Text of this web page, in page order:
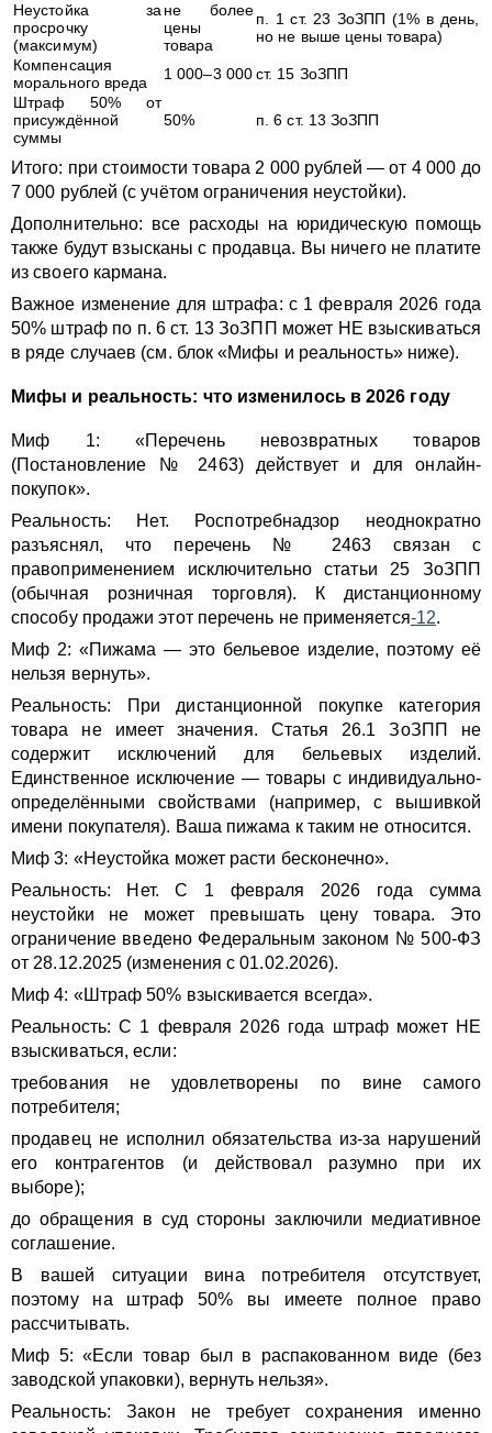
Неустойка за
просрочку
(максимум)
не более
цены
товара
п. 1 ст. 23 ЗоЗПП (1% в день,
но не выше цены товара)
Компенсация
морального вреда
1 000–3 000ст. 15 ЗоЗПП
Штраф 50% от
присуждённой
суммы
50% п. 6 ст. 13 ЗоЗПП
Итого: при стоимости товара 2 000 рублей — от 4 000 до
7 000 рублей (с учётом ограничения неустойки).
Дополнительно: все расходы на юридическую помощь
также будут взысканы с продавца. Вы ничего не платите
из своего кармана.
Важное изменение для штрафа: с 1 февраля 2026 года
50% штраф по п. 6 ст. 13 ЗоЗПП может НЕ взыскиваться
в ряде случаев (см. блок «Мифы и реальность» ниже).
Мифы и реальность: что изменилось в 2026 году
Миф 1: «Перечень невозвратных товаров
(Постановление № 2463) действует и для онлайн-
покупок».
Реальность: Нет. Роспотребнадзор неоднократно
разъяснял, что перечень № 2463 связан с
правоприменением исключительно статьи 25 ЗоЗПП
(обычная розничная торговля). К дистанционному
способу продажи этот перечень не применяется-12.
Миф 2: «Пижама — это бельевое изделие, поэтому её
нельзя вернуть».
Реальность: При дистанционной покупке категория
товара не имеет значения. Статья 26.1 ЗоЗПП не
содержит исключений для бельевых изделий.
Единственное исключение — товары с индивидуально-
определёнными свойствами (например, с вышивкой
имени покупателя). Ваша пижама к таким не относится.
Миф 3: «Неустойка может расти бесконечно».
Реальность: Нет. С 1 февраля 2026 года сумма
неустойки не может превышать цену товара. Это
ограничение введено Федеральным законом № 500-ФЗ
от 28.12.2025 (изменения с 01.02.2026).
Миф 4: «Штраф 50% взыскивается всегда».
Реальность: С 1 февраля 2026 года штраф может НЕ
взыскиваться, если:
требования не удовлетворены по вине самого
потребителя;
продавец не исполнил обязательства из-за нарушений
его контрагентов (и действовал разумно при их
выборе);
до обращения в суд стороны заключили медиативное
соглашение.
В вашей ситуации вина потребителя отсутствует,
поэтому на штраф 50% вы имеете полное право
рассчитывать.
Миф 5: «Если товар был в распакованном виде (без
заводской упаковки), вернуть нельзя».
Реальность: Закон не требует сохранения именно